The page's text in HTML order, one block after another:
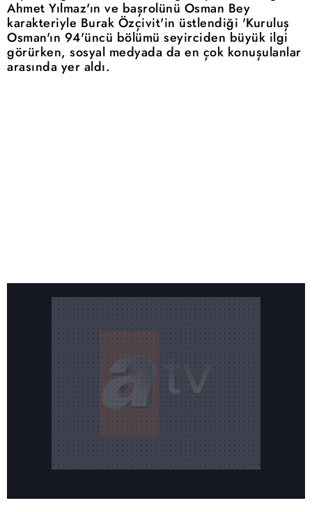
Ahmet Yılmaz'ın ve başrolünü Osman Bey
karakteriyle Burak Özçivit'in üstlendiği 'Kuruluş
Osman'ın 94'üncü bölümü seyirciden büyük ilgi
görürken, sosyal medyada da en çok konuşulanlar
arasında yer aldı.